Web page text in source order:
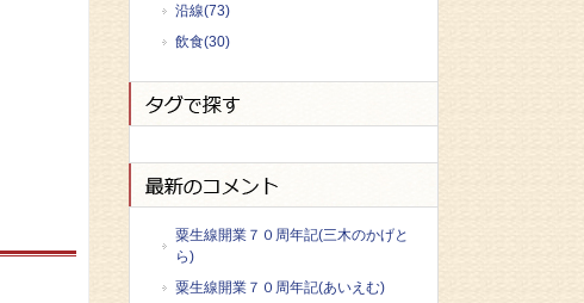
沿線(73)
飲食(30)
粟生線開業７０周年記(三木のかげと
ら)
粟生線開業７０周年記(あいえむ)